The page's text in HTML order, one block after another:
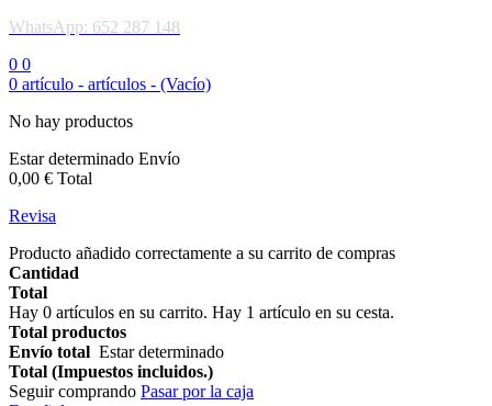
WhatsApp: 652 287 148
0 0
0 artículo - artículos - (Vacío)
No hay productos
Estar determinado Envío
0,00 € Total
Revisa
Producto añadido correctamente a su carrito de compras
Cantidad
Total
Hay 0 artículos en su carrito. Hay 1 artículo en su cesta.
Total productos
Envío total Estar determinado
Total (Impuestos incluidos.)
Seguir comprando Pasar por la caja